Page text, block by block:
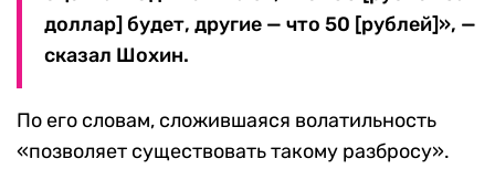
доллар] будет, другие — что 50 [рублей]», —
сказал Шохин.
По его словам, сложившаяся волатильность
«позволяет существовать такому разбросу».